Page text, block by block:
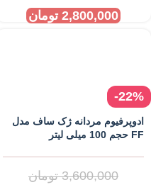
2,800,000 تومان
-22%
ادوپرفیوم مردانه ژک ساف مدل
FF حجم 100 میلی لیتر
3,600,000 تومان